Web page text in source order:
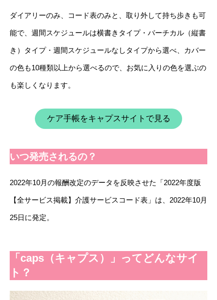
ダイアリーのみ、コード表のみと、取り外して持ち歩きも可
能で、週間スケジュールは横書きタイプ・バーチカル（縦書
き）タイプ・週間スケジュールなしタイプから選べ、カバー
の色も10種類以上から選べるので、お気に入りの色を選ぶの
も楽しくなります。
ケア手帳をキャプスサイトで見る
いつ発売されるの？
2022年10月の報酬改定のデータを反映させた「2022年度版
【全サービス掲載】介護サービスコード表」は、2022年10月
25日に発定。
「caps（キャプス）」ってどんなサイ
ト？